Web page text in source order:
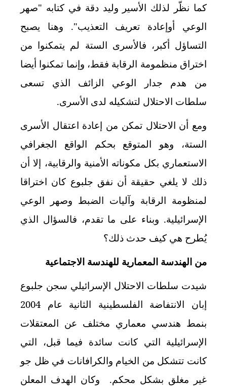
كما نظّر لذلك الأسير وليد دقة في كتابه "صهر
الوعي أوإعادة تعريف التعذيب". وهنا يصبح
التساؤل أكبر، فالأسرى الستة لم يتمكنوا من
اختراق منظمومة الرقابة فقط، وإنما تمكنوا أيضا
من هدم جدار الوعي الزائف الذي تسعى
سلطات الاحتلال لتشكيله لدى الأسرى.
ومع أن الاحتلال تمكن من إعادة اعتقال الأسرى
الستة، وهو المتوقع بحكم الواقع الجغرافي
الاستعماري بكل مكوناته الأمنية والرقابية، إلا أن
ذلك لا يلغي حقيقة أن نفق جلبوع كان اختراقا
لمنظومة الرقابة وآليات الضبط وصهر الوعي
الإسرائيلية. وبناء على ما تقدم، فالسؤال الذي
يُطرح هي كيف حدث ذلك؟
من الهندسة المعمارية للهندسة الاجتماعية
شيدت سلطات الاحتلال الإسرائيلي سجن جلبوع
إبان الانتفاضة الفلسطينية الثانية عام2004
بنمط هندسي معماري مختلف عن المعتقلات
الإسرائيلية التي كانت سائدة فيما قبل، التي
كانت تتشكل من الخيام والكرافانات في ظل جو
غير مغلق بشكل محكم. وكان الهدف المعلن